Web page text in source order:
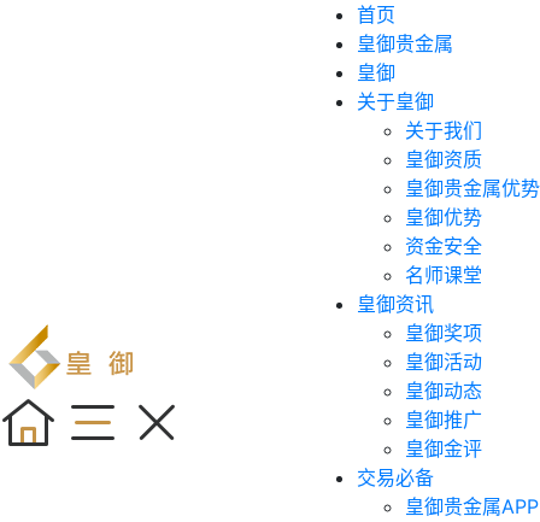
首页
皇御贵金属
皇御
关于皇御
关于我们
皇御资质
皇御贵金属优势
皇御优势
资金安全
名师课堂
皇御资讯
皇御奖项
皇御活动
皇御动态
皇御推广
皇御金评
交易必备
皇御贵金属APP